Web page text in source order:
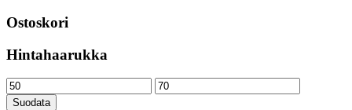
Ostoskori
Hintahaarukka
Minimihinta Maksimihinta
Suodata